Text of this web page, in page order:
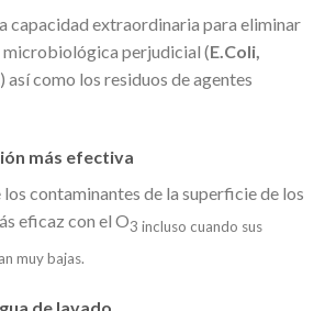
capacidad extraordinaria para eliminar
microbiológica perjudicial (E.Coli,
así como los residuos de agentes
más efectiva
los contaminantes de la superficie de los
eficaz con el O3 incluso cuando sus
muy bajas.